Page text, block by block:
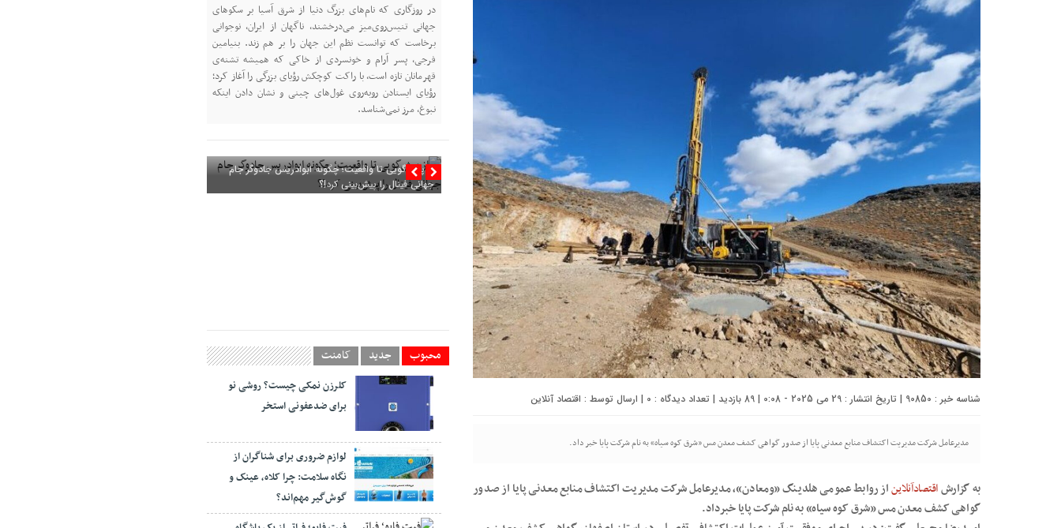
شناسه خبر : 90850 | تاریخ انتشار : 29 می 2025 - 0:08 | 89 بازدید | تعداد دیدگاه : 0 | ارسال توسط : اقتصاد آنلاین
مدیرعامل شرکت مدیریت اکتشاف منابع معدنی پایا از صدور گواهی کشف معدن مس «شرق کوه سیاه» به نام شرکت پایا خبر داد.
به گزارشاقتصادآنلایناز روابط عمومی هلدینگ «ومعادن»، مدیرعامل شرکت مدیریت اکتشاف منابع معدنی پایا از صدور
گواهی کشف معدن مس «شرق کوه سیاه» به نام شرکت پایا خبرداد.
در روزگاری که نام‌های بزرگ دنیا از شرق آسیا بر سکوهای
جهانی تنیس‌روی‌میز می‌درخشند، ناگهان از ایران، نوجوانی
برخاست که توانست نظم این جهان را بر هم زند. بنیامین
فرجی، پسر آرام و خونسردی از خاکی که همیشه تشنه‌ی
قهرمانان تازه است، با راکت کوچکش رؤیای بزرگی را آغاز کرد؛
رؤیای ایستادن روبه‌روی غول‌های چینی و نشان دادن اینکه
نبوغ، مرز نمی‌شناسد.
از پیش‌گویی تا واقعیت؛ چگونه ابوادریس جادوگر جام
جهانی فینال را پیش‌بینی کرد!؟
محبوب جدید کامنت
کلرزن نمکی چیست؟ روشی نو
برای ضدعفونی استخر
لوازم ضروری برای شناگران از
نگاه سلامت: چرا کلاه، عینک و
گوش‌گیر مهم‌اند؟